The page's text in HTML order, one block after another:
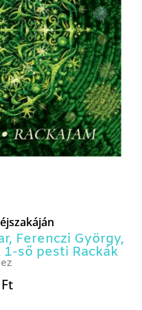
, Ferenczi György,
ső pesti Rackák
Ft